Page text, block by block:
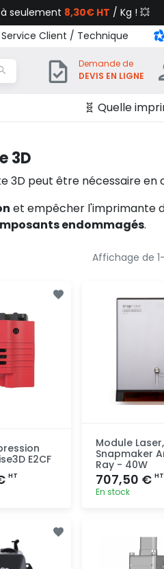
seulement 8,30€ HT / Kg ! 💥
Client / Technique
Demande de
DEVIS EN LIGNE
🧬 Quelle
3D
peut être nécessaire en
et empêcher l'imprimante
endommagés.
Affichage de 1-
E2CF
HT
rapide
Module Laser,
Snapmaker
Ray - 40W
707,50 €HT
En stock